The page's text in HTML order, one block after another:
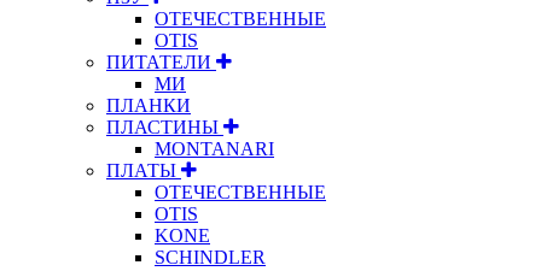
ОТЕЧЕСТВЕННЫЕ
OTIS
ПИТАТЕЛИ
МИ
ПЛАНКИ
ПЛАСТИНЫ
MONTANARI
ПЛАТЫ
ОТЕЧЕСТВЕННЫЕ
OTIS
KONE
SCHINDLER